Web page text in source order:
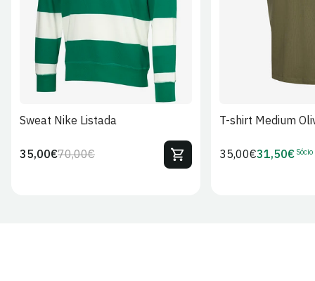
Sweat Nike Listada
Preço
70,00€Preço
35,00€
T-shirt Medium
Preço
35,00€Preço
31,50€ Sócio